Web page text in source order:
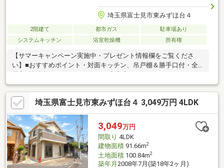
埼玉県富士見市東みずほ台４
2階建て 都市ガス
駐車場あり
システムキッチン
浴室乾燥機 所有権
【サマーキャンペーン実施中・プレゼント情報欄をご覧くださ
い】■おすすめポイント・対面キッチン、吊戸棚＆勝手口付・全
居室6帖以上、ゆとりある4LDK・主寝室にはウォークインクロー
ゼット付・浴室乾燥機は暖房機能付、ヒートショック対策に◎・
玄関上部吹抜で開放的・南西・南東の角地・みずほ台駅徒歩13分
の住宅街■リフォームクロス張替／コンロ新品／畳表替え／障子
貼替／室内クリーニング／白蟻点検／照明交換■周辺環境・スー
パーコープ：徒歩5分・セブンイレブン：徒歩6分・ららぽーと富
士見：車で約5分・みずほ台小学校：徒歩3分・本郷中学校：徒歩
13分・こばと保育園：徒歩9分
埼玉県富士見市東みずほ台４ 3,049万円 4LDK
3,049万円
間取り 4LDK
建物面積91.66m2
土地面積100.84m2
築年月 2008年7月(築18年2ヶ月)